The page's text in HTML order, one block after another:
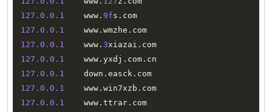
127.0 .0 .1
    www
. 9fs .
127.0 .0 .1
    www
. wmzhe .
127.0 .0 .1
    www
. 3xiazai .
127.0 .0 .1
    www
. yxdj . com .
127.0 .0 .1
    down
. easck .
127.0 .0 .1
    www
. win7xzb .
127.0 .0 .1
    www
. ttrar .